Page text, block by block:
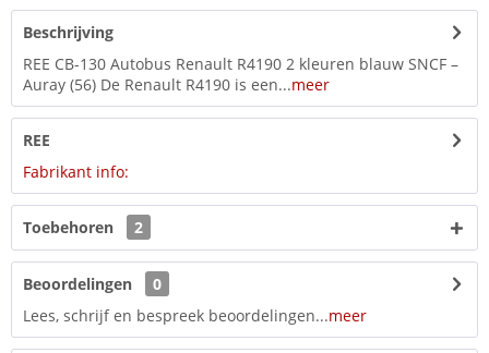
Beschrijving
REE CB-130 Autobus Renault R4190 2 kleuren blauw SNCF –
Auray (56) De Renault R4190 is een...meer
REE
Fabrikant info:
Toebehoren 2
Beoordelingen
0
Lees, schrijf en bespreek beoordelingen...meer